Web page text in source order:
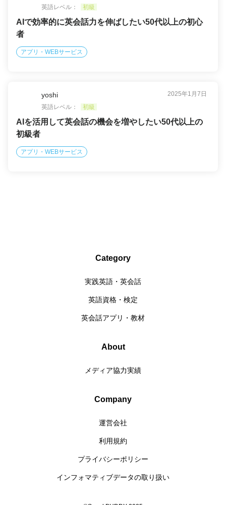
英語レベル：
初級
AIで効率的に英会話力を伸ばしたい50代以上の初心
者
アプリ・WEBサービス
yoshi
2025年1月7日
英語レベル：
初級
AIを活用して英会話の機会を増やしたい50代以上の
初級者
アプリ・WEBサービス
Category
実践英語・英会話
英語資格・検定
英会話アプリ・教材
About
メディア協力実績
Company
運営会社
利用規約
プライバシーポリシー
インフォマティブデータの取り扱い